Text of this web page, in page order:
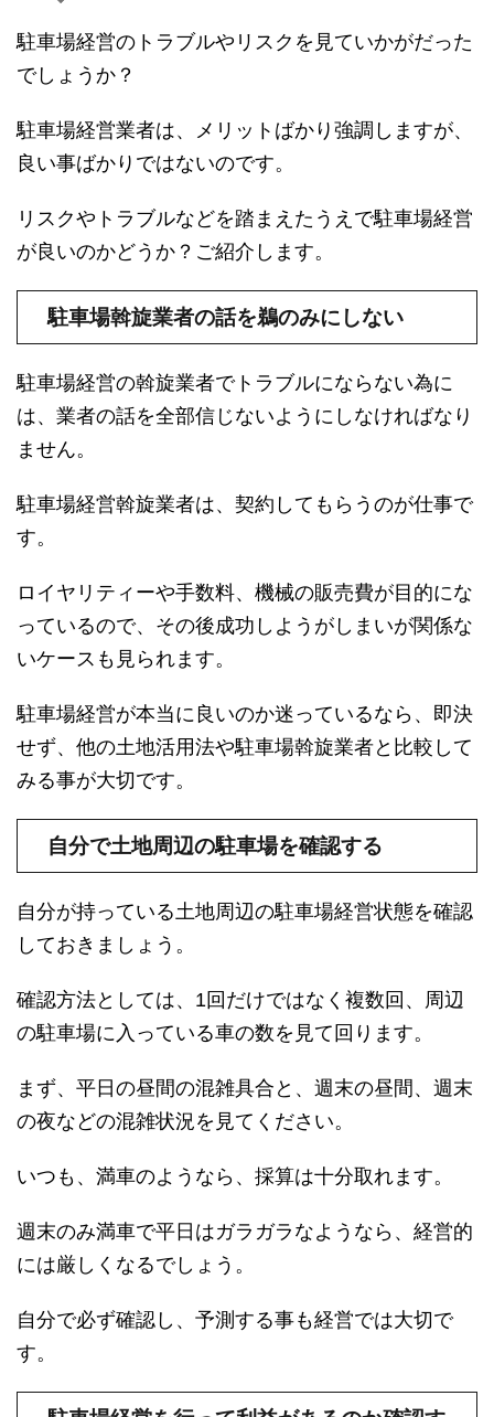
駐車場経営のトラブルやリスクを見ていかがだった
でしょうか？
駐車場経営業者は、メリットばかり強調しますが、
良い事ばかりではないのです。
リスクやトラブルなどを踏まえたうえで駐車場経営
が良いのかどうか？ご紹介します。
駐車場斡旋業者の話を鵜のみにしない
駐車場経営の斡旋業者でトラブルにならない為に
は、業者の話を全部信じないようにしなければなり
ません。
駐車場経営斡旋業者は、契約してもらうのが仕事で
す。
ロイヤリティーや手数料、機械の販売費が目的にな
っているので、その後成功しようがしまいが関係な
いケースも見られます。
駐車場経営が本当に良いのか迷っているなら、即決
せず、他の土地活用法や駐車場斡旋業者と比較して
みる事が大切です。
自分で土地周辺の駐車場を確認する
自分が持っている土地周辺の駐車場経営状態を確認
しておきましょう。
確認方法としては、1回だけではなく複数回、周辺
の駐車場に入っている車の数を見て回ります。
まず、平日の昼間の混雑具合と、週末の昼間、週末
の夜などの混雑状況を見てください。
いつも、満車のようなら、採算は十分取れます。
週末のみ満車で平日はガラガラなようなら、経営的
には厳しくなるでしょう。
自分で必ず確認し、予測する事も経営では大切で
す。